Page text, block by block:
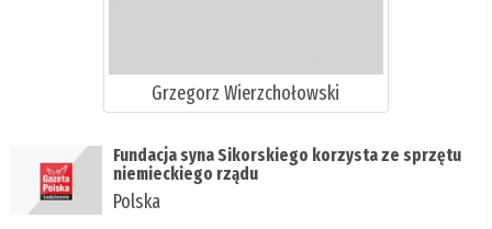
Grzegorz Wierzchołowski
Fundacja syna Sikorskiego korzysta ze sprzętu
niemieckiego rządu
Polska